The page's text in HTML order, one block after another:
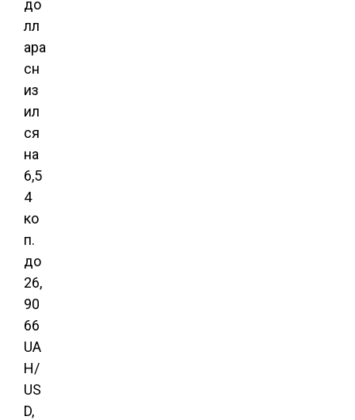
до
лл
ара
сн
из
ил
ся
на
6,5
4
ко
п.
до
26,
90
66
UA
H/
US
D,